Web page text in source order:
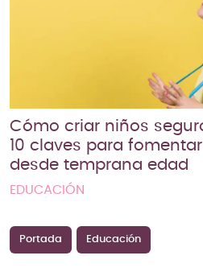
Cómo criar niños
10 claves para
desde temprana edad
EDUCACIÓN
Portada Educación